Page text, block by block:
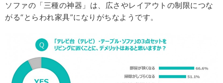
ソファの「三種の神器」は、広さやレイアウトの制限につな
がる“とらわれ家具”になりがちなようです。